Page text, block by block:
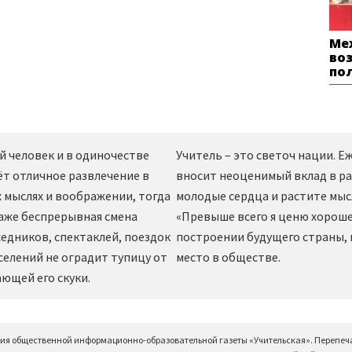
человек и в одиночестве
отличное развлечение в
мыслях и воображении, тогда
беспрерывная смена
спектаклей, поездок
не оградит тупицу от
его скуки.
Учитель – это светоч нации.
вносит неоценимый вклад в
молодые сердца и растите
«Превыше всего я ценю
построении будущего
место в обществе.
общественной информационно-образовательной газеты «Учительская».